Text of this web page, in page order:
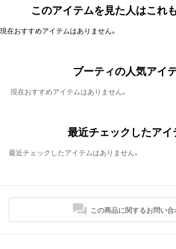
このアイテムを見た人はこれ
現在おすすめアイテムはありません。
ブーティの人気アイ
現在おすすめアイテムはありません。
最近チェックしたアイ
最近チェックしたアイテムはありません。
この商品に関するお問い